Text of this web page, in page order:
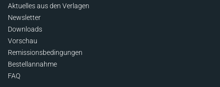
Aktuelles aus den Verlagen
Newsletter
Downloads
Vorschau
Remissionsbedingungen
Bestellannahme
FAQ